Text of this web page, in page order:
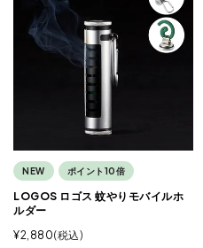
NEW ポイント10倍
LOGOS ロゴス 蚊やりモバイルホ
ルダー
¥2,880 税込